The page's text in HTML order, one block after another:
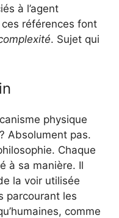
à l’agent
références font
. Sujet qui
physique
Absolument pas.
Chaque
à sa manière. Il
la voir utilisée
parcourant les
comme